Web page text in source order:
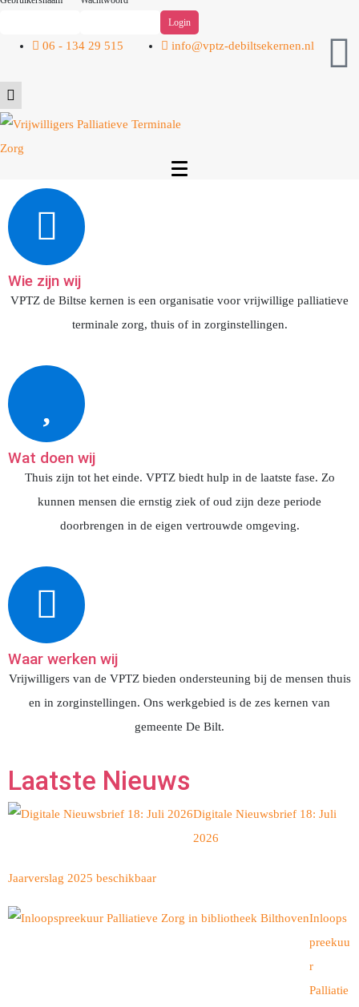
06 - 134 29 515 info@vptz-debiltsekernen.nl
Wie zijn wij
VPTZ de Biltse kernen is een organisatie voor vrijwillige palliatieve
terminale zorg, thuis of in zorginstellingen.
Wat doen wij
Thuis zijn tot het einde. VPTZ biedt hulp in de laatste fase. Zo
kunnen mensen die ernstig ziek of oud zijn deze periode
doorbrengen in de eigen vertrouwde omgeving.
Waar werken wij
Vrijwilligers van de VPTZ bieden ondersteuning bij de mensen thuis
en in zorginstellingen. Ons werkgebied is de zes kernen van
gemeente De Bilt.
Laatste Nieuws
Digitale Nieuwsbrief 18: Juli
2026
Jaarverslag 2025 beschikbaar
Inloops
preekuu
r
Palliatie